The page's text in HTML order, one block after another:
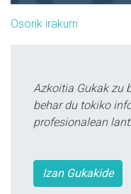
Osorik irakurri
Azkoitia Gukak zu
behar du tokiko
profesionalean
Izan Gukakide